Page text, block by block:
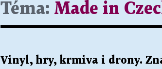
Téma: Made in
Vinyl, hry, krmiva i drony.